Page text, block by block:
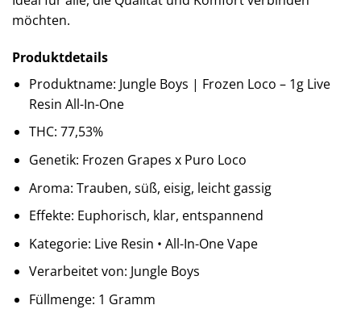
möchten.
Produktdetails
Produktname: Jungle Boys | Frozen Loco – 1g Live
Resin All-In-One
THC: 77,53%
Genetik: Frozen Grapes x Puro Loco
Aroma: Trauben, süß, eisig, leicht gassig
Effekte: Euphorisch, klar, entspannend
Kategorie: Live Resin • All-In-One Vape
Verarbeitet von: Jungle Boys
Füllmenge: 1 Gramm